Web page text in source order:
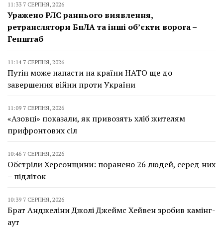
11:33 7 СЕРПНЯ, 2026
Уражено РЛС раннього виявлення,
ретранслятори БпЛА та інші об’єкти ворога –
Генштаб
11:14 7 СЕРПНЯ, 2026
Путін може напасти на країни НАТО ще до
завершення війни проти України
11:09 7 СЕРПНЯ, 2026
«Азовці» показали, як привозять хліб жителям
прифронтових сіл
10:46 7 СЕРПНЯ, 2026
Обстріли Херсонщини: поранено 26 людей, серед них
– підліток
10:39 7 СЕРПНЯ, 2026
Брат Анджеліни Джолі Джеймс Хейвен зробив камінг-
аут